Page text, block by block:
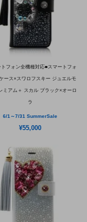
フォン全機種対応■スマートフォ
ース×スワロフスキー ジュエルモ
ミアム＋ スカル ブラック×オーロ
ラ
6/1～7/31 SummerSale
¥55,000